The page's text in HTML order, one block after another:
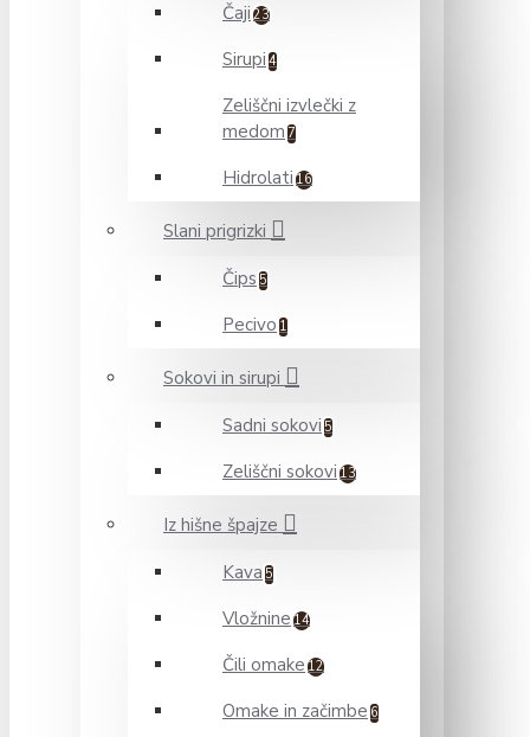
Čaji 23
Sirupi 4
Zeliščni izvlečki z
medom 7
Hidrolati 16
Slani prigrizki
Čips 5
Pecivo 1
Sokovi in sirupi
Sadni sokovi 5
Zeliščni sokovi 13
Iz hišne špajze
Kava 5
Vložnine 14
Čili omake 12
Omake in začimbe 6